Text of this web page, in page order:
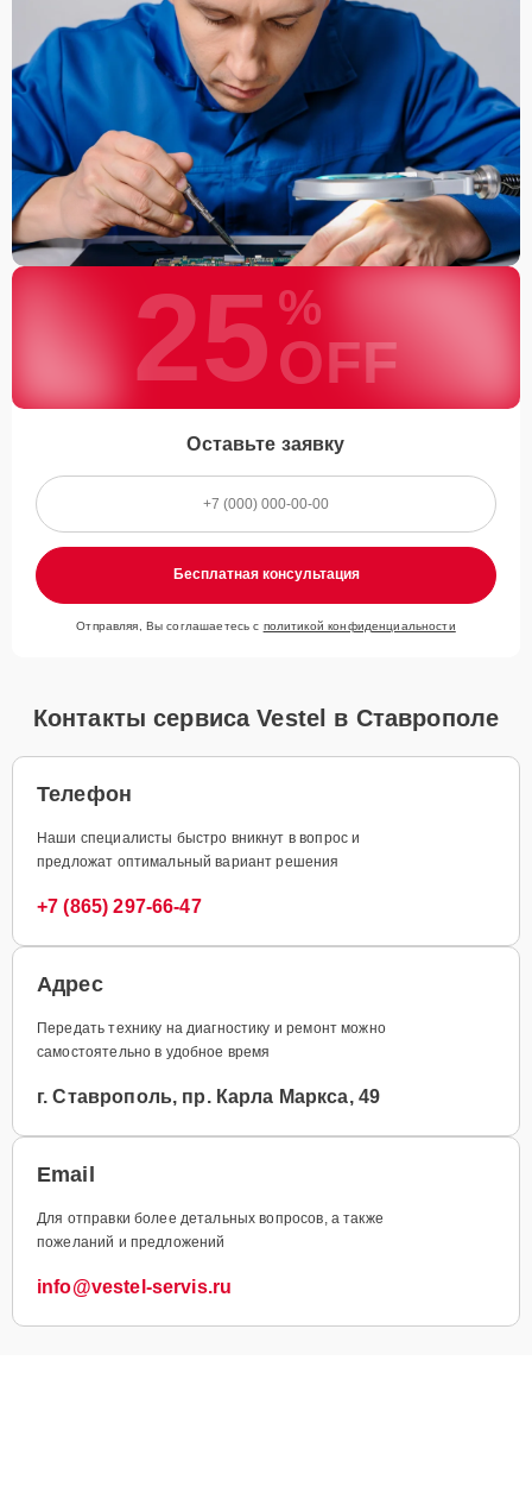
25 %
OFF
Оставьте заявку
Бесплатная консультация
Отправляя, Вы соглашаетесь с политикой конфиденциальности
Контакты сервиса Vestel в Ставрополе
Телефон
Наши специалисты быстро вникнут в вопрос и
предложат оптимальный вариант решения
+7 (865) 297-66-47
Адрес
Передать технику на диагностику и ремонт можно
самостоятельно в удобное время
г. Ставрополь, пр. Карла Маркса, 49
Email
Для отправки более детальных вопросов, а также
пожеланий и предложений
info@vestel-servis.ru